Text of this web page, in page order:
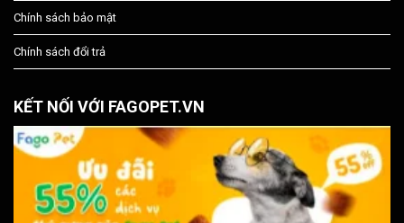
Chính sách bảo mật
Chính sách đổi trả
KẾT NỐI VỚI FAGOPET.VN